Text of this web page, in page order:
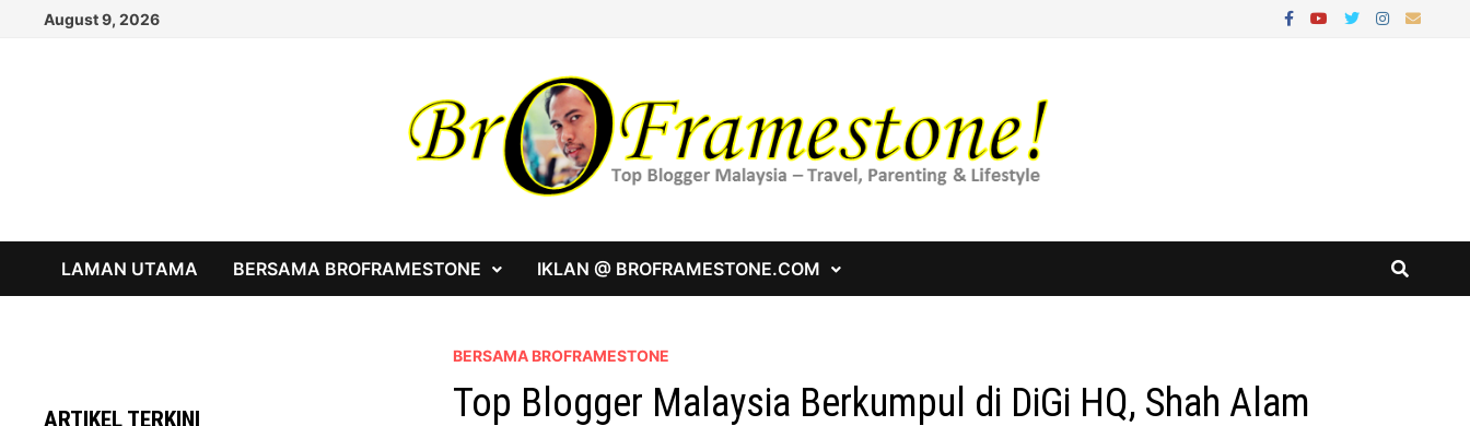
August 9, 2026
LAMAN UTAMA BERSAMA BROFRAMESTONE IKLAN @ BROFRAMESTONE.COM
BERSAMA BROFRAMESTONE
Top Blogger Malaysia Berkumpul di DiGi HQ, Shah Alam
ARTIKEL TERKINI